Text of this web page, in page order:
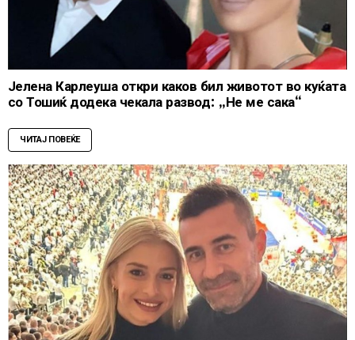
Јелена Карлеуша откри каков бил животот во куќата
со Тошиќ додека чекала развод: „Не ме сака“
ЧИТАЈ ПОВЕЌЕ